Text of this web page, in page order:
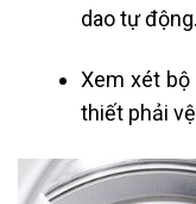
dao tự động.
Xem xét bộ
thiết phải